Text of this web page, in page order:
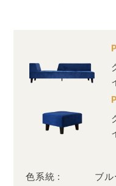
色系統
ブル